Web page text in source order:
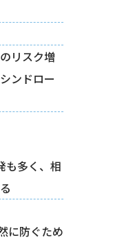
リスク増
ンドロー
も多く、相
に防ぐため